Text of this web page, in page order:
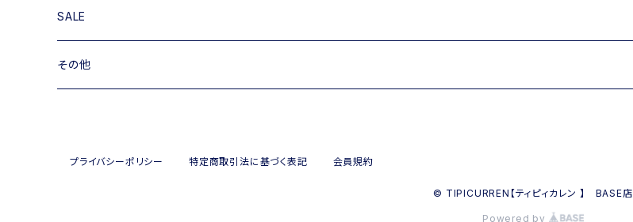
ハンドバッグ
ミニバッグ・クラッチバッグ
TIPICURREN
M rose
INNUE
SALE
バッグ
その他
プライバシーポリシー 特定商取引法に基づく表記 会員規約
© TIPICURREN【ティピィカレン 】 BASE店
Powered by